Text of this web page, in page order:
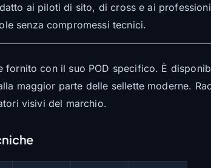
ai piloti di sito, di cross e ai
senza compromessi tecnici.
fornito con il suo POD specifico. È
maggior parte delle sellette moderne.
visivi del marchio.